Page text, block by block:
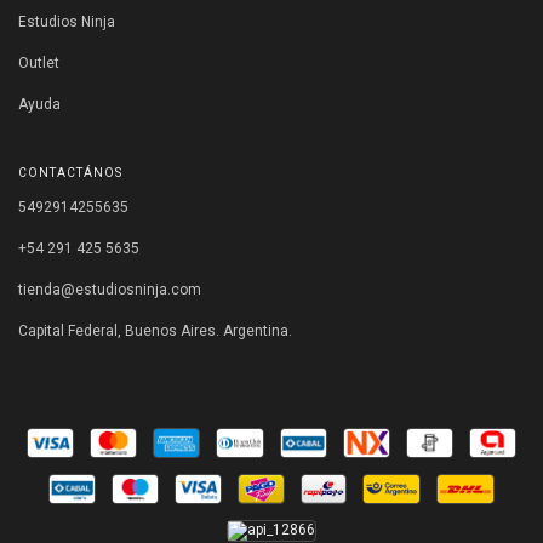
Estudios Ninja
Outlet
Ayuda
CONTACTÁNOS
5492914255635
+54 291 425 5635
tienda@estudiosninja.com
Capital Federal, Buenos Aires. Argentina.